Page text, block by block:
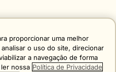
proporcionar uma melhor
o uso do site, direcionar
a navegação de forma
nossa Política de Privacidade